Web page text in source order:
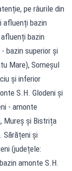
pe râurile din
afluenți bazin
bazin
bazin superior și
Mare), Someșul
și inferior
S.H. Glodeni și
- amonte
Mureș și Bistrița
Sărățeni și
(județele:
amonte S.H.